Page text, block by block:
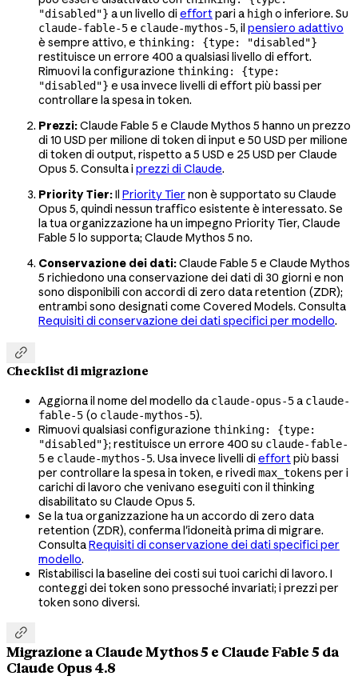
"disabled"} a un livello di effort pari a higho inferiore. Su
claude-fable-5e claude-mythos-5, il pensiero adattivo
è sempre attivo, e thinking: {type: "disabled"}
restituisce un errore 400 a qualsiasi livello di effort.
Rimuovi la configurazione thinking: {type:
"disabled"} e usa invece livelli di effort più bassi per
controllare la spesa in token.
Prezzi:Claude Fable 5 e Claude Mythos 5 hanno un prezzo
di 10 USD per milione di token di input e 50 USD per milione
di token di output, rispetto a 5 USD e 25 USD per Claude
Opus 5. Consulta i prezzi di Claude.
Priority Tier:Il Priority Tier non è supportato su Claude
Opus 5, quindi nessun traffico esistente è interessato. Se
la tua organizzazione ha un impegno Priority Tier, Claude
Fable 5 lo supporta; Claude Mythos 5 no.
Conservazione dei dati:Claude Fable 5 e Claude Mythos
5 richiedono una conservazione dei dati di 30 giorni e non
sono disponibili con accordi di zero data retention (ZDR);
entrambi sono designati come Covered Models. Consulta
Requisiti di conservazione dei dati specifici per modello.

Checklist di migrazione
Aggiorna il nome del modello da claude-opus-5a claude-
fable-5 (o claude-mythos-5).
Rimuovi qualsiasi configurazione thinking: {type:
"disabled"}; restituisce un errore 400 su claude-fable-
5e claude-mythos-5. Usa invece livelli di effortpiù bassi
per controllare la spesa in token, e rivedi max_tokens per i
carichi di lavoro che venivano eseguiti con il thinking
disabilitato su Claude Opus 5.
Se la tua organizzazione ha un accordo di zero data
retention (ZDR), conferma l'idoneità prima di migrare.
ConsultaRequisiti di conservazione dei dati specifici per
modello.
Ristabilisci la baseline dei costi sui tuoi carichi di lavoro. I
conteggi dei token sono pressoché invariati; i prezzi per
token sono diversi.

Migrazione a Claude Mythos 5 e Claude Fable 5 da
Claude Opus 4.8